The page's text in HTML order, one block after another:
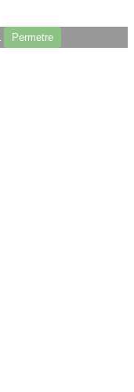
Permetre